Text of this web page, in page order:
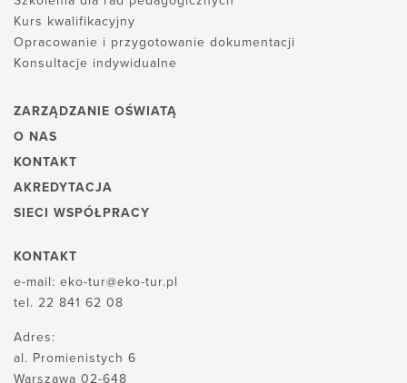
Kurs kwalifikacyjny
Opracowanie i przygotowanie dokumentacji
Konsultacje indywidualne
ZARZĄDZANIE OŚWIATĄ
O NAS
KONTAKT
AKREDYTACJA
SIECI WSPÓŁPRACY
KONTAKT
e-mail: eko-tur@eko-tur.pl
tel. 22 841 62 08
Adres:
al. Promienistych 6
Warszawa 02-648